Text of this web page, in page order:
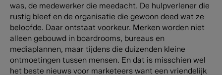
was, de medewerker die meedacht. De hulpverlener die
rustig bleef en de organisatie die gewoon deed wat ze
beloofde. Daar ontstaat voorkeur. Merken worden niet
alleen gebouwd in boardrooms, bureaus en
mediaplannen, maar tijdens die duizenden kleine
ontmoetingen tussen mensen. En dat is misschien wel
het beste nieuws voor marketeers want een vriendelijk